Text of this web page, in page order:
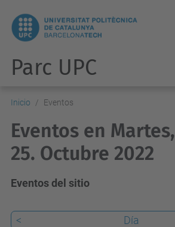
Parc UPC
Inicio Eventos
Eventos en Martes,
25. Octubre 2022
Eventos del sitio
< Día